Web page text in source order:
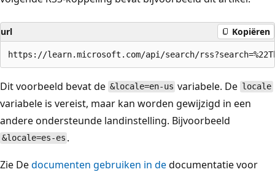
url Kopiëren
Dit voorbeeld bevat de &locale=en-us variabele. De locale
variabele is vereist, maar kan worden gewijzigd in een
andere ondersteunde landinstelling. Bijvoorbeeld
&locale=es-es .
Zie Dedocumenten gebruiken in dedocumentatie voor